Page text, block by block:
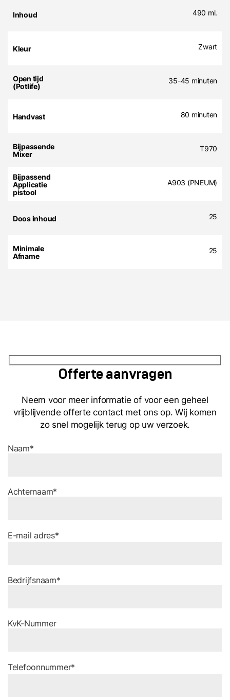
490 ml.
Zwart
35-45 minuten
80 minuten
T970
A903 (PNEUM)
25
25
Offerte aanvragen
Neem voor meer informatie of voor een geheel
vrijblijvende offerte contact met ons op. Wij komen
zo snel mogelijk terug op uw verzoek.
Naam*
Achternaam*
E-mail adres*
Bedrijfsnaam*
KvK-Nummer
Telefoonnummer*